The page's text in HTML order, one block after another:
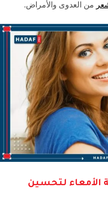
من العدوى والأمراض.
لتحسين